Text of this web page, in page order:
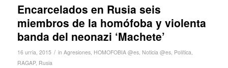
Encarcelados en Rusia seis
miembros de la homófoba y violenta
banda del neonazi ‘Machete’
16 urria, 2015 / in Agresiones, HOMOFOBIA @es, Noticia @es, Política,
RAGAP, Rusia